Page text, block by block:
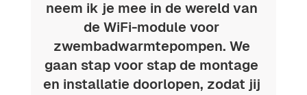
neem ik je mee in de wereld van
de WiFi-module voor
zwembadwarmtepompen. We
gaan stap voor stap de montage
en installatie doorlopen, zodat jij